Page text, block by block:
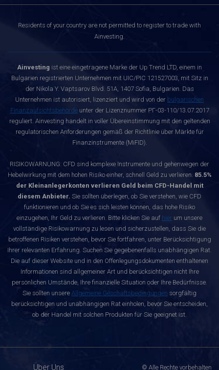
Residents of your country are not permitted to register to trade with
Ainvesting.
Ainvesting ist eine eingetragene Marke der Up Trend LTD, einem in
Bulgarien registrierten Unternehmen mit UIC/PIC 121527003, mit Sitz in
der Nikola Y. Vaptsarov Blvd. 51A, 1407 Sofia, Bulgarien. Das
Unternehmen ist autorisiert, lizenziert und wird von der bulgarischen
Finanzaufsichtsbehördeunter der Lizenznummer РГ-03-110/13.07.2017
reguliert. Ainvesting handelt in voller Übereinstimmung mit den geltenden
regulatorischen Anforderungen gemäß der Richtlinie über Märkte für
Finanzinstrumente (MiFID).
RISIKOWARNUNG: CFD sind komplexe Instrumente und gehenwegen der
Hebelwirkung mit dem hohen Risiko einher, schnell Geld zu verlieren. 85.5%
der Kleinanlegerkonten verlieren Geld beim CFD-Handel mit
diesem Anbieter. Sie sollten überlegen, ob Sie verstehen, wie CFD
funktionieren und ob Sie es sich leisten können, das hohe Risiko
einzugehen, Ihr Geld zu verlieren. Bitte klicken Sie auf hier um unsere
vollständige Risikowarnung zu lesen und sicherzustellen, dass Sie die
betroffenen Risiken verstehen, bevor Sie fortfahren, unter Berücksichtigung
Ihrer relevanten Erfahrung. Suchen Sie gegebenenfalls unabhängigen Rat.
Die auf dieser Website und in den Offenlegungsdokumenten enthaltenen
Informationen sind allgemeiner Art und berücksichtigen nicht Ihre
persönlichen Umstände, Ihre finanzielle Situation oder Ihre Bedürfnisse.
Sie sollten unsere Allgemeine Geschäftsbedingungen sorgfältig
berücksichtigen und unabhängigen Rat einholen, bevor Sie entscheiden,
ob der Handel mit solchen Produkten für Sie geeignet ist.
Über Uns © Alle Rechte vorbehalten